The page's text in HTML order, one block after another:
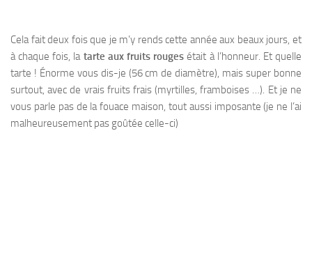
Cela fait deux fois que je m’y rends cette année aux beaux jours, et
à chaque fois, la tarte aux fruits rouges était à l’honneur. Et quelle
tarte ! Énorme vous dis-je (56 cm de diamètre), mais super bonne
surtout, avec de vrais fruits frais (myrtilles, framboises …). Et je ne
vous parle pas de la fouace maison, tout aussi imposante (je ne l’ai
malheureusement pas goûtée celle-ci)